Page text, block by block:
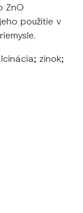
ZnO
použitie v
zinok;